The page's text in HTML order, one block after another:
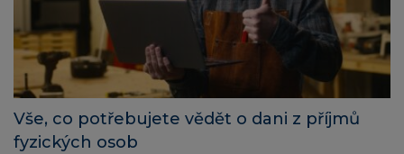
Vše, co potřebujete vědět o dani z příjmů
fyzických osob